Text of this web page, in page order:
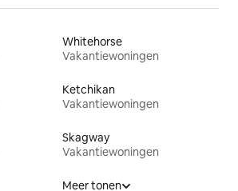
Whitehorse
Vakantiewoningen
Ketchikan
Vakantiewoningen
Skagway
Vakantiewoningen
Meer tonen